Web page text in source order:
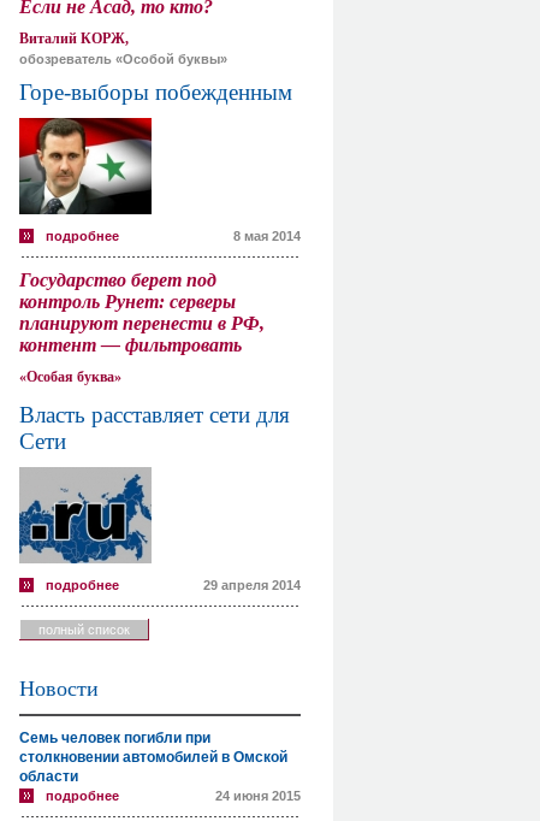
Если не Асад, то кто?
Виталий КОРЖ,
обозреватель «Особой буквы»
Горе-выборы побежденным
подробнее 8 мая 2014
Государство берет под
контроль Рунет: серверы
планируют перенести в РФ,
контент — фильтровать
«Особая буква»
Власть расставляет сети для
Сети
подробнее 29 апреля 2014
полный список
Новости
Семь человек погибли при
столкновении автомобилей в Омской
области
подробнее 24 июня 2015